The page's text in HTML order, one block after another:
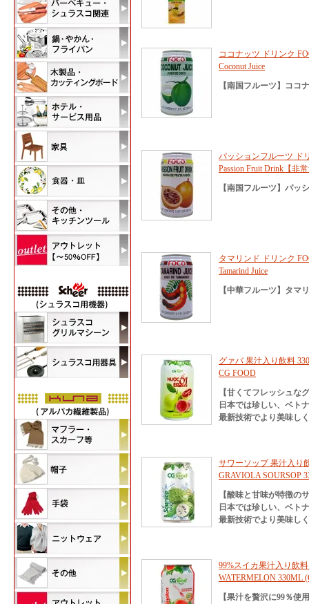
ココナッツ ドリンク
Coconut Juice
【南国フルーツ】ココ
パッションフルーツ ド
Passion Fruit Drink【非
【南国フルーツ】パッ
タマリンド ドリンク
Tamarind Juice
【中華フルーツ】タマ
グァバ 果汁入り飲料
CG FOOD
【甘くてフレッシュな
日本では珍しい、ベト
最新技術でより美味し
サワーソップ 果汁入り
GRAVIOLA SOURSOP
【酸味と甘味が特徴の
日本では珍しい、ベト
最新技術でより美味し
99%スイカ果汁入り飲
WATERMELON 330ML
【果汁を贅沢に99％使